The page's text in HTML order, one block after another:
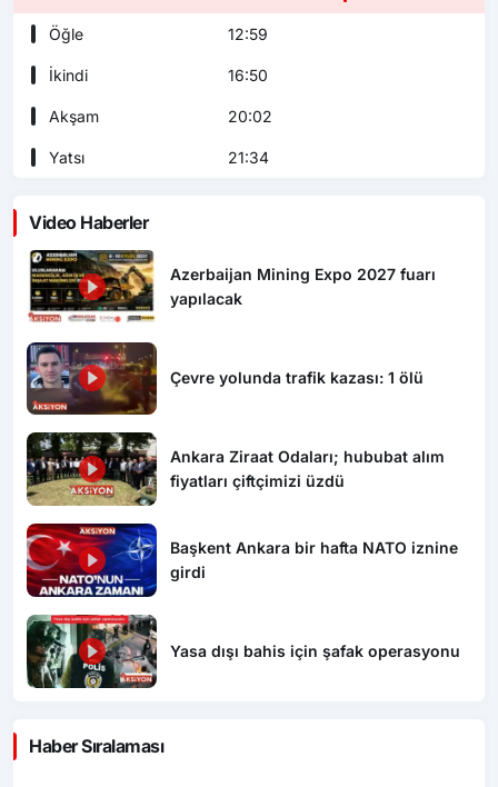
Öğle 12:59
İkindi 16:50
Akşam 20:02
Yatsı 21:34
Video Haberler
Azerbaijan Mining Expo 2027 fuarı
yapılacak
Çevre yolunda trafik kazası: 1 ölü
Ankara Ziraat Odaları; hububat alım
fiyatları çiftçimizi üzdü
Başkent Ankara bir hafta NATO iznine
girdi
Yasa dışı bahis için şafak operasyonu
Haber Sıralaması